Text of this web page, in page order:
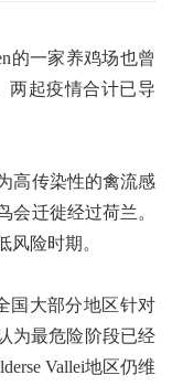
的一家养鸡场也曾
两起疫情合计已导
高传染性的禽流感
会迁徙经过荷兰。
险时期。
国大部分地区针对
为最危险阶段已经
Vallei地区仍维